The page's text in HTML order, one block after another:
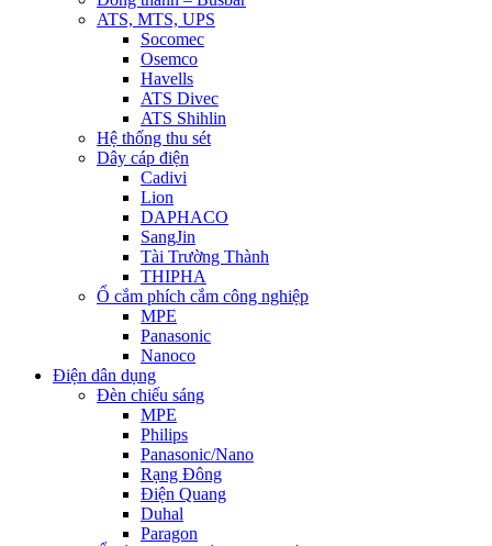
ATS, MTS, UPS
Socomec
Osemco
Havells
ATS Divec
ATS Shihlin
Hệ thống thu sét
Dây cáp điện
Cadivi
Lion
DAPHACO
SangJin
Tài Trường Thành
THIPHA
Ổ cắm phích cắm công nghiệp
MPE
Panasonic
Nanoco
Điện dân dụng
Đèn chiếu sáng
MPE
Philips
Panasonic/Nano
Rạng Đông
Điện Quang
Duhal
Paragon